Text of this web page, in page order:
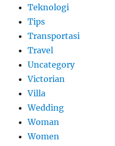
Teknologi
Tips
Transportasi
Travel
Uncategory
Victorian
Villa
Wedding
Woman
Women